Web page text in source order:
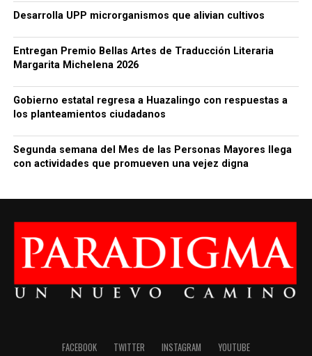
Desarrolla UPP microrganismos que alivian cultivos
Entregan Premio Bellas Artes de Traducción Literaria
Margarita Michelena 2026
Gobierno estatal regresa a Huazalingo con respuestas a
los planteamientos ciudadanos
Segunda semana del Mes de las Personas Mayores llega
con actividades que promueven una vejez digna
FACEBOOK TWITTER INSTAGRAM YOUTUBE